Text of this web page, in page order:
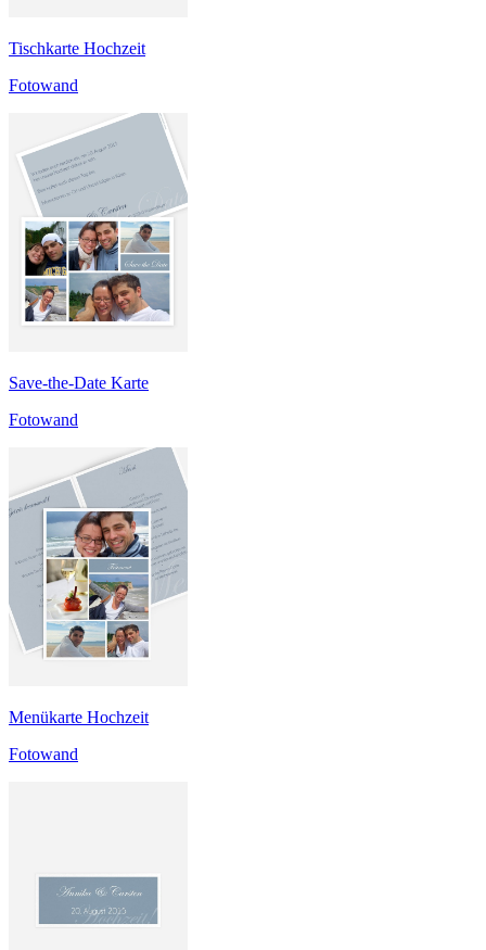
Tischkarte Hochzeit
Fotowand
Save-the-Date Karte
Fotowand
Menükarte Hochzeit
Fotowand